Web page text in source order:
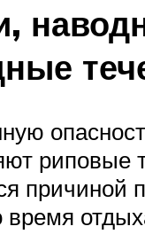
риповые
причиной
время